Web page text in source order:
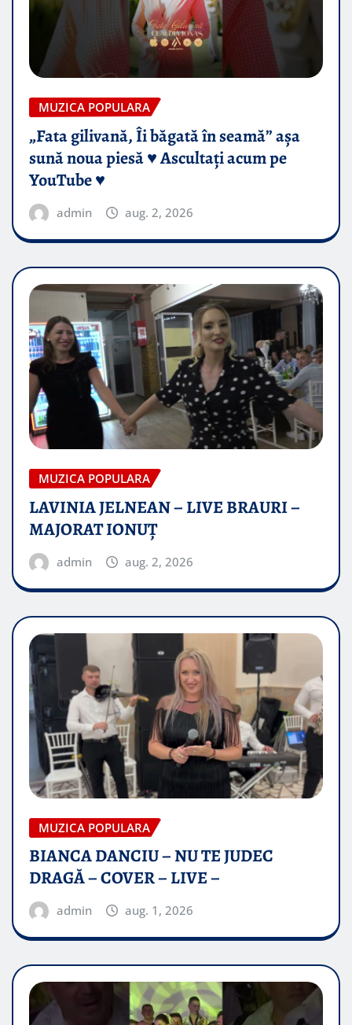
MUZICA POPULARA
„Fata gilivană, Îi băgată în seamă” așa
sună noua piesă ♥️ Ascultați acum pe
YouTube ♥️
admin aug. 2, 2026
MUZICA POPULARA
LAVINIA JELNEAN – LIVE BRAURI –
MAJORAT IONUŢ
admin aug. 2, 2026
MUZICA POPULARA
BIANCA DANCIU – NU TE JUDEC
DRAGĂ – COVER – LIVE –
admin aug. 1, 2026